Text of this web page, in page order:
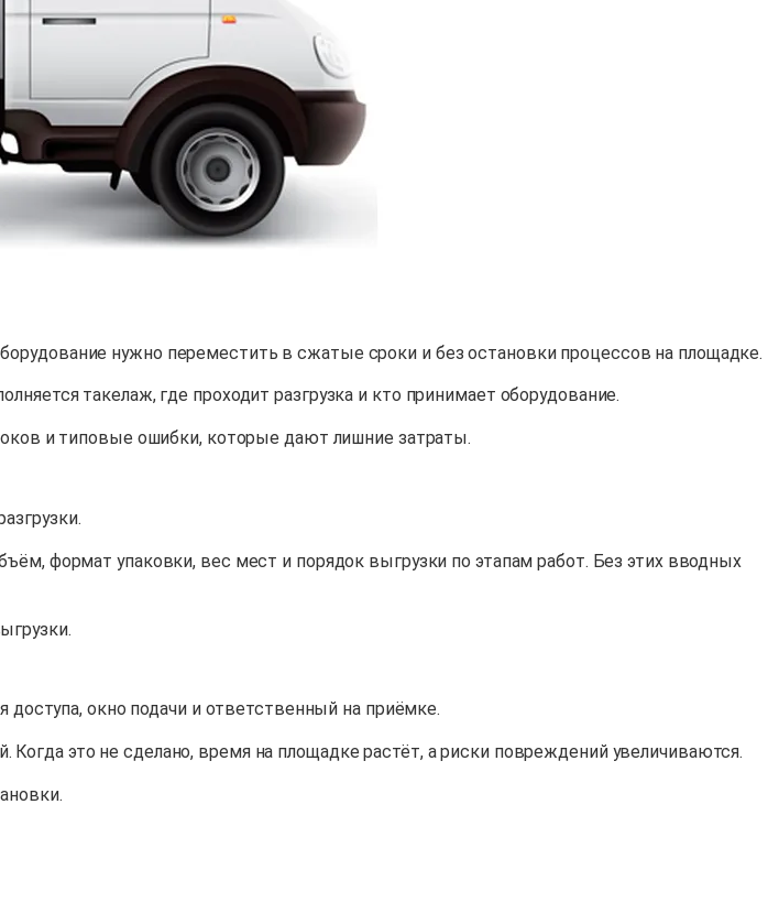
нужно переместить в сжатые сроки и без остановки процессов на площадке.
такелаж, где проходит разгрузка и кто принимает оборудование.
и типовые ошибки, которые дают лишние затраты.
формат упаковки, вес мест и порядок выгрузки по этапам работ. Без этих вводных
доступа, окно подачи и ответственный на приёмке.
это не сделано, время на площадке растёт, а риски повреждений увеличиваются.